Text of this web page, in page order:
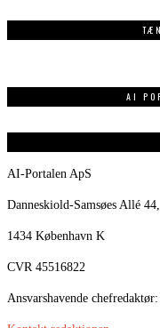
AI
AI-Portalen ApS
Danneskiold-Samsøes Allé
1434 København K
CVR 45516822
Ansvarshavende